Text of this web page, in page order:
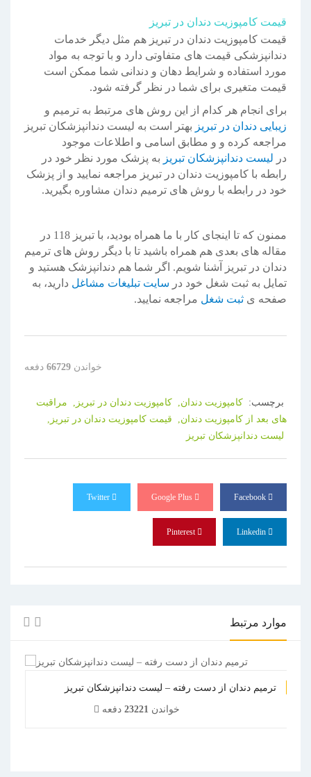
قیمت کامپوزیت دندان در تبریز
قیمت کامپوزیت دندان در تبریز هم مثل دیگر خدمات
دندانپزشکی قیمت های متفاوتی دارد و با توجه به مواد
مورد استفاده و شرایط دهان و دندانی شما ممکن است
قیمت متغیری برای شما در نظر گرفته شود.
برای انجام هر کدام از این روش های مرتبط به ترمیم و
زیبایی دندان در تبریز بهتر است به لیست دندانپزشکان تبریز
مراجعه کرده و و مطابق اسامی و اطلاعات موجود
در لیست دندانپزشکان تبریز به پزشک مورد نظر خود در
رابطه با کامپوزیت دندان در تبریز مراجعه نمایید و از پزشک
خود در رابطه با روش های ترمیم دندان مشاوره بگیرید.
ممنون که تا اینجای کار با ما همراه بودید، با تبریز 118 در
مقاله های بعدی هم همراه باشید تا با دیگر روش های ترمیم
دندان در تبریز آشنا شویم. اگر شما هم دندانپزشک هستید و
تمایل به ثبت شغل خود در سایت تبلیغات مشاغل دارید، به
صفحه ی ثبت شغل مراجعه نمایید.
خواندن 66729 دفعه
برچسب: کامپوزیت دندان, کامپوزیت دندان در تبریز,
مراقبت
های بعد از کامپوزیت دندان,
قیمت کامپوزیت دندان در تبریز,
لیست دندانپزشکان تبریز
Pinterest
موارد مرتبط
ترمیم دندان از دست رفته – لیست دندانپزشکان تبریز
خواندن 23221 دفعه